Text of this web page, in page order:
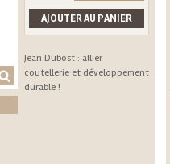
Jean Dubost : allier
coutellerie et développement
durable !